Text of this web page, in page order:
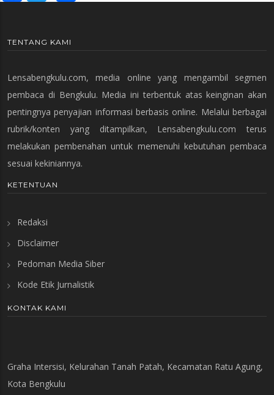
TENTANG KAMI
Lensabengkulu.com, media online yang mengambil segmen
pembaca di Bengkulu. Media ini terbentuk atas keinginan akan
pentingnya penyajian informasi berbasis online. Melalui berbagai
rubrik/konten yang ditampilkan, Lensabengkulu.com terus
melakukan pembenahan untuk memenuhi kebutuhan pembaca
sesuai kekiniannya.
KETENTUAN
Redaksi
Disclaimer
Pedoman Media Siber
Kode Etik Jurnalistik
KONTAK KAMI
Graha Intersisi, Kelurahan Tanah Patah, Kecamatan Ratu Agung,
Kota Bengkulu